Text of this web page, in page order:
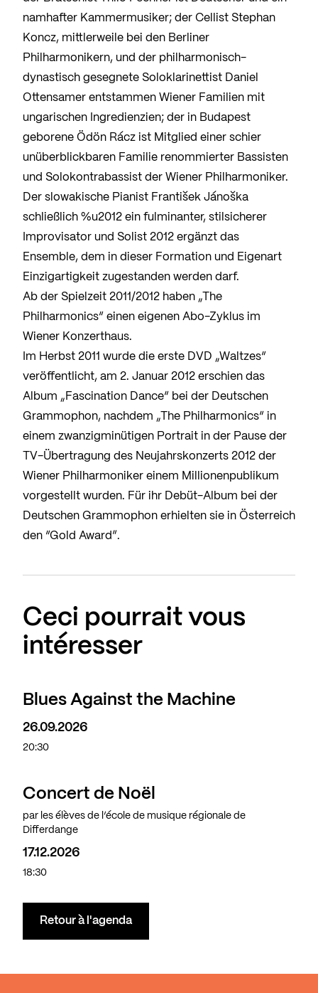
namhafter Kammermusiker; der Cellist Stephan
Koncz, mittlerweile bei den Berliner
Philharmonikern, und der philharmonisch-
dynastisch gesegnete Soloklarinettist Daniel
Ottensamer entstammen Wiener Familien mit
ungarischen Ingredienzien; der in Budapest
geborene Ödön Rácz ist Mitglied einer schier
unüberblickbaren Familie renommierter Bassisten
und Solokontrabassist der Wiener Philharmoniker.
Der slowakische Pianist František Jánoška
schließlich %u2012 ein fulminanter, stilsicherer
Improvisator und Solist 2012 ergänzt das
Ensemble, dem in dieser Formation und Eigenart
Einzigartigkeit zugestanden werden darf.
Ab der Spielzeit 2011/2012 haben „The
Philharmonics“ einen eigenen Abo-Zyklus im
Wiener Konzerthaus.
Im Herbst 2011 wurde die erste DVD „Waltzes“
veröffentlicht, am 2. Januar 2012 erschien das
Album „Fascination Dance“ bei der Deutschen
Grammophon, nachdem „The Philharmonics“ in
einem zwanzigminütigen Portrait in der Pause der
TV-Übertragung des Neujahrskonzerts 2012 der
Wiener Philharmoniker einem Millionenpublikum
vorgestellt wurden. Für ihr Debüt-Album bei der
Deutschen Grammophon erhielten sie in Österreich
den “Gold Award”.
Ceci pourrait vous
intéresser
Blues Against the Machine
26.09.2026
20:30
Concert de Noël
par les élèves de l’école de musique régionale de
Differdange
17.12.2026
18:30
Retour à l'agenda